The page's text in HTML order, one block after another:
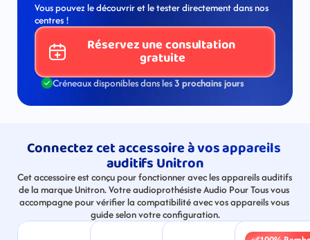
Vous pouvez le découvrir et le tester directement dans nos
centres !
Réservez une consultation
gratuite
Créneaux disponibles dans les 3 prochains jours
Connectez cet accessoire à vos appareils
auditifs Unitron
Cet accessoire est conçu pour fonctionner avec les appareils auditifs
de la marque Unitron. Votre audioprothésiste Audio Pour Tous vous
accompagne pour vérifier la compatibilité avec vos appareils vous
guide selon votre configuration.